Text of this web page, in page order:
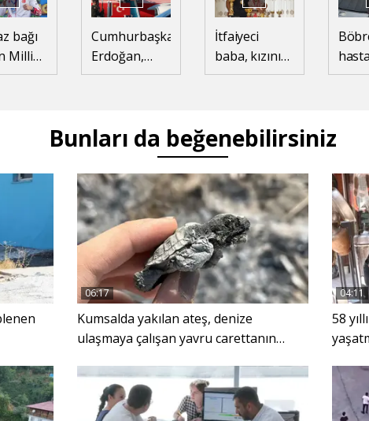
bağı
Milli
Cumhurbaşkanı
Erdoğan,
Suudi
İtfaiyeci
baba, kızını
kortlarda
Bunları da beğenebilirsiniz
06:17
Kumsalda yakılan ateş, denize
ulaşmaya çalışan yavru carettanın
04:11
58